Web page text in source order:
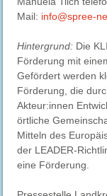
Mail: info@spree-
Hintergrund: Die
Förderung mit
Gefördert werden
Förderung, die
Akteur:innen
örtliche
Mitteln des
der LEADER-
eine Förderung.